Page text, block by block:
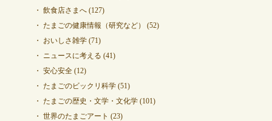
飲食店さまへ(127)
たまごの健康情報（研究など）
(52)
おいしさ雑学(71)
ニュースに考える (41)
安心安全(12)
たまごのビックリ科学(51)
たまごの歴史・文学・文化学(101)
世界のたまごアート (23)